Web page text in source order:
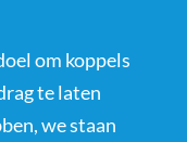
om koppels
te laten
we staan